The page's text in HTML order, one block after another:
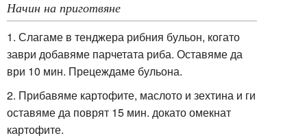
Начин на приготвяне
1. Слагаме в тенджера рибния бульон, когато
заври добавяме парчетата риба. Оставяме да
ври 10 мин. Прецеждаме бульона.
2. Прибавяме картофите, маслото и зехтина и ги
оставяме да поврят 15 мин. докато омекнат
картофите.